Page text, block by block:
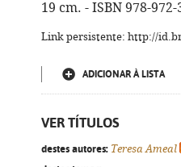
19 cm. - ISBN 978-972-
Link persistente: http://
ADICIONAR À LISTA
VER TÍTULOS
destes autores: Teresa Ameal